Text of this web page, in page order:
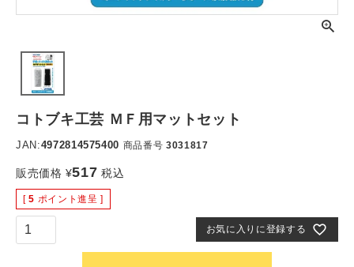
コトブキ工芸 ＭＦ用マットセット
JAN:4972814575400 商品番号 3031817
販売価格 ¥517 税込
[ 5 ポイント進呈 ]
お気に入りに登録する